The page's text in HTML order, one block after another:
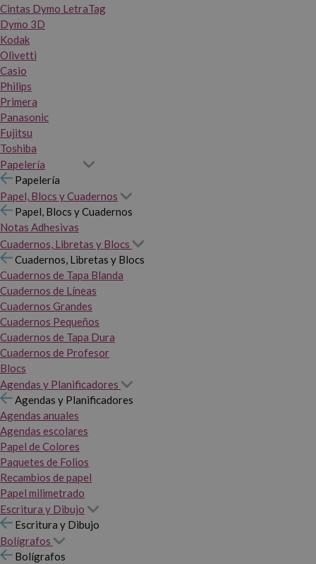
Cintas Dymo LetraTag
Dymo 3D
Kodak
Olivetti
Casio
Philips
Primera
Panasonic
Fujitsu
Toshiba
Papelería
Papelería
Papel, Blocs y Cuadernos
Papel, Blocs y Cuadernos
Notas Adhesivas
Cuadernos, Libretas y Blocs
Cuadernos, Libretas y Blocs
Cuadernos de Tapa Blanda
Cuadernos de Líneas
Cuadernos Grandes
Cuadernos Pequeños
Cuadernos de Tapa Dura
Cuadernos de Profesor
Blocs
Agendas y Planificadores
Agendas y Planificadores
Agendas anuales
Agendas escolares
Papel de Colores
Paquetes de Folios
Recambios de papel
Papel milimetrado
Escritura y Dibujo
Escritura y Dibujo
Bolígrafos
Bolígrafos